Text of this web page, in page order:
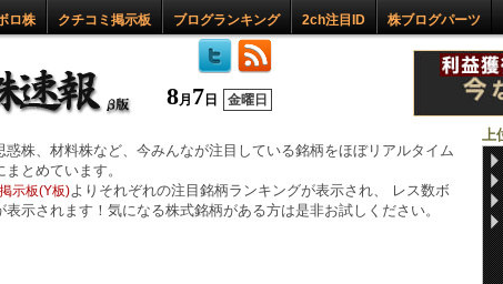
ロ株 クチコミ掲示板 ブログランキング 2ch注目ID 株ブログパーツ
8月 7 日 金曜日
株、材料株など、今みんなが注目している銘柄をほぼリアルタイム
とめています。
示板(Y板)よりそれぞれの注目銘柄ランキングが表示され、 レス数ボ
示されます！気になる株式銘柄がある方は是非お試しください。
上